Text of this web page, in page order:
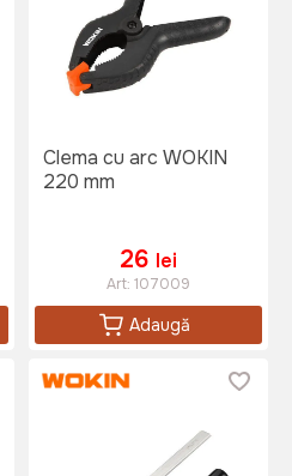
Clema cu arc WOKIN
220 mm
26 lei
Art: 107009
Adaugă